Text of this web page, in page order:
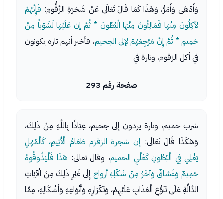
وَأَدْهَى وَأَمَرُّ، وَهَذَا كَمَا قَالَ تَعَالَى عَنْ شَجَرَةِ الزَّقُّومِ: فَإِنَّهُمْ
لآكِلُونَ مِنْهَا فَمَالِئُونَ مِنْهَا الْبُطُونَ * ثُمَّ إن عَلَيْهَا لَشَوْباً مِنْ
حَمِيمٍ * ثُمَّ إِنَّ مَرْجِعَهُمْ لإلى الجحيم، فأخبر أنهم تارة يكونون
في أكل الزقوم، وتارة في
صفحة رقم 293
شرب حميم، وتارة يردون إلى جحيم، عِيَاذًا بِاللَّهِ مِنْ ذَلِكَ،
وَهَكَذَا قَالَ تَعَالَى: إن شجرة الزقزم طَعَامُ الْأَثِيمِ، كَالْمُهْلِ
يَغْلِي فِي الْبُطُونِ كَغَلْيِ الحميم، وقال تعالى: هَذَا فَلْيَذُوقُوهُ
حَمِيمٌ وَغَسَّاقٌ وَآخَرُ مِنْ شَكْلِهِ أزواج إِلَى غَيْرِ ذَلِكَ مِنَ الْآيَاتِ
الدَّالَّةِ عَلَى تَنَوُّعِ الْعَذَابِ عَلَيْهِمْ، وَتَكْرَارِهِ وَأَنْوَاعِهِ وَأَشْكَالِهِ، مِمَّا